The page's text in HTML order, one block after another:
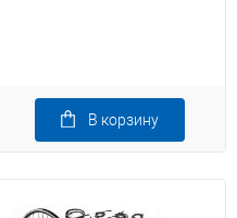
В корзину